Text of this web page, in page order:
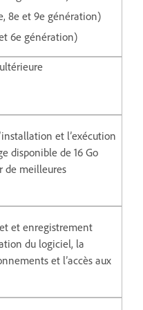
8e et 9e génération)
6e génération)
et l’exécution
disponible de 16 Go
de meilleures
et enregistrement
du logiciel, la
et l’accès aux